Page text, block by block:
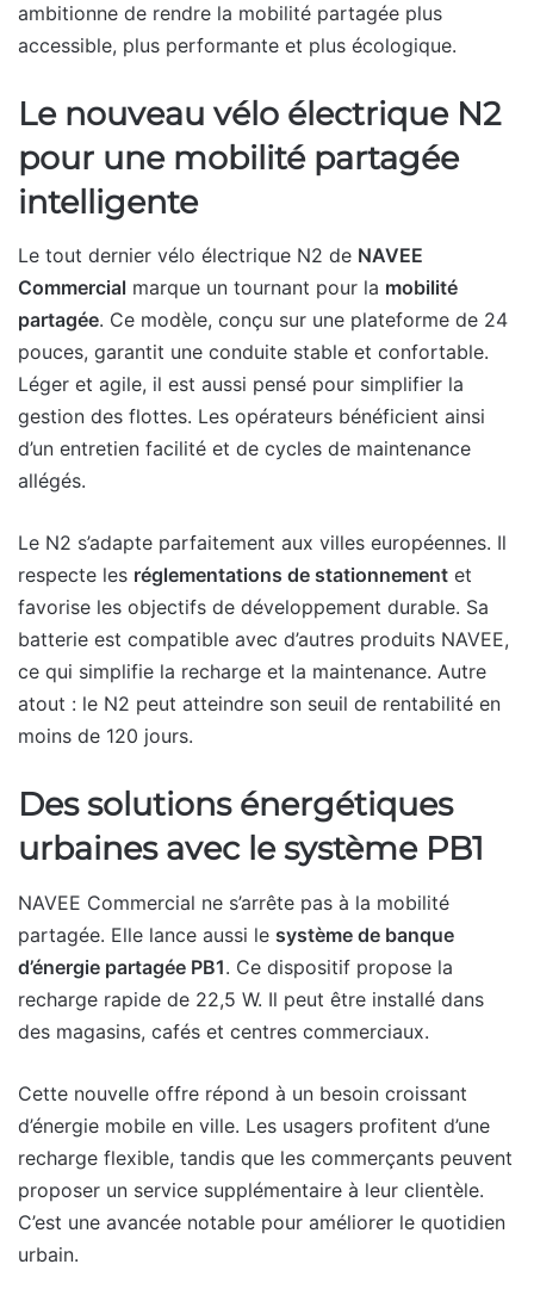
ambitionne de rendre la mobilité partagée plus
accessible, plus performante et plus écologique.
Le nouveau vélo électrique N2
pour une mobilité partagée
intelligente
Le tout dernier vélo électrique N2 de NAVEE
Commercial marque un tournant pour la mobilité
partagée. Ce modèle, conçu sur une plateforme de 24
pouces, garantit une conduite stable et confortable.
Léger et agile, il est aussi pensé pour simplifier la
gestion des flottes. Les opérateurs bénéficient ainsi
d’un entretien facilité et de cycles de maintenance
allégés.
Le N2 s’adapte parfaitement aux villes européennes. Il
respecte les réglementations de stationnement et
favorise les objectifs de développement durable. Sa
batterie est compatible avec d’autres produits NAVEE,
ce qui simplifie la recharge et la maintenance. Autre
atout : le N2 peut atteindre son seuil de rentabilité en
moins de 120 jours.
Des solutions énergétiques
urbaines avec le système PB1
NAVEE Commercial ne s’arrête pas à la mobilité
partagée. Elle lance aussi le système de banque
d’énergie partagée PB1. Ce dispositif propose la
recharge rapide de 22,5 W. Il peut être installé dans
des magasins, cafés et centres commerciaux.
Cette nouvelle offre répond à un besoin croissant
d’énergie mobile en ville. Les usagers profitent d’une
recharge flexible, tandis que les commerçants peuvent
proposer un service supplémentaire à leur clientèle.
C’est une avancée notable pour améliorer le quotidien
urbain.